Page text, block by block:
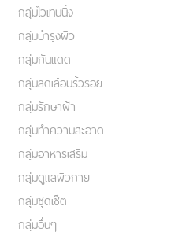
กลุ่มไวเทนนิ่ง
กลุ่มบำรุงผิว
กลุ่มกันแดด
กลุ่มลดเลือนริ้วรอย
กลุ่มรักษาฝ้า
กลุ่มทำความสะอาด
กลุ่มอาหารเสริม
กลุ่มดูแลผิวกาย
กลุ่มชุดเซ็ต
กลุ่มอื่นๆ